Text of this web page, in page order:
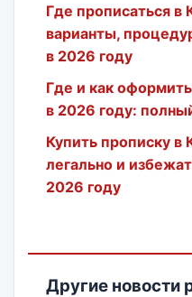
Где прописаться в
варианты,
в 2026 году
Где и как
в 2026 году:
Купить прописку в
легально и
2026 году
Другие новости